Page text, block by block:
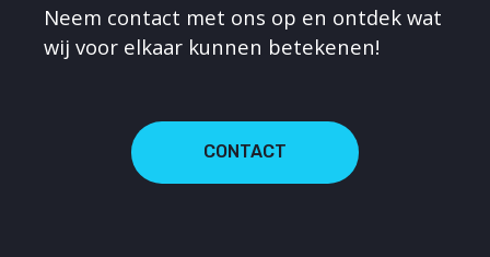
Neem contact met ons op en ontdek wat
wij voor elkaar kunnen betekenen!
CONTACT